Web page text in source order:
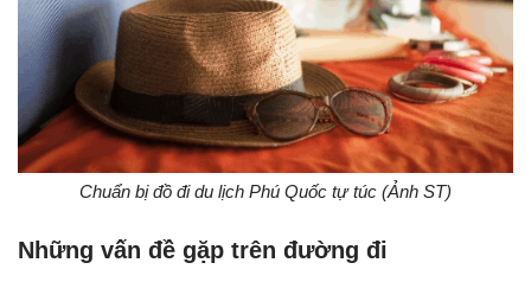
Chuẩn bị đồ đi du lịch Phú Quốc tự túc (Ảnh ST)
Những vấn đề gặp trên đường đi